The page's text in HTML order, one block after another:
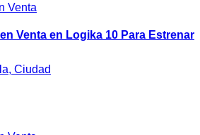
Venta
Venta en Logika 10 Para Estrenar
Ciudad